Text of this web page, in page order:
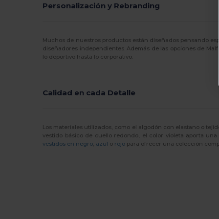
Personalización y Rebranding
Muchos de nuestros productos están diseñados pensando
diseñadores independientes. Además de las opciones de
lo deportivo hasta lo corporativo.
Calidad en cada Detalle
Los materiales utilizados, como el algodón con elastano o
vestido básico de cuello redondo, el color violeta aporta
vestidos en negro azul o rojo para ofrecer una colección